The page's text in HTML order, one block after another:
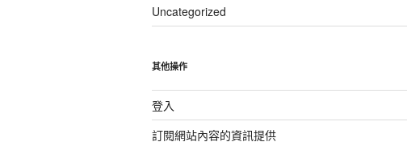
Uncategorized
其他操作
登入
訂閱網站內容的資訊提供